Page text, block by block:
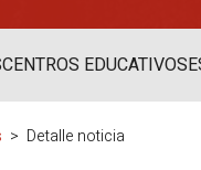
CENTROS EDUCATIVOS
Detalle noticia